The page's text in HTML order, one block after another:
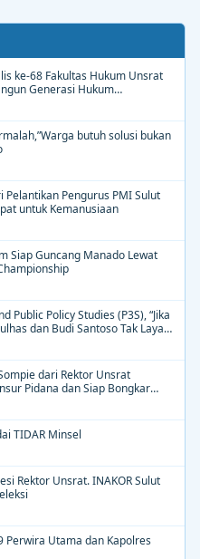
ke-68 Fakultas Hukum Unsrat
Generasi Hukum
butuh solusi bukan
Pengurus PMI Sulut
untuk Kemanusiaan
Siap Guncang Manado Lewat
Public Policy Studies (P3S), “Jika
dan Budi Santoso Tak Layak
dari Rektor Unsrat
Pidana dan Siap Bongkar
TIDAR Minsel
Rektor Unsrat. INAKOR Sulut
Perwira Utama dan Kapolres